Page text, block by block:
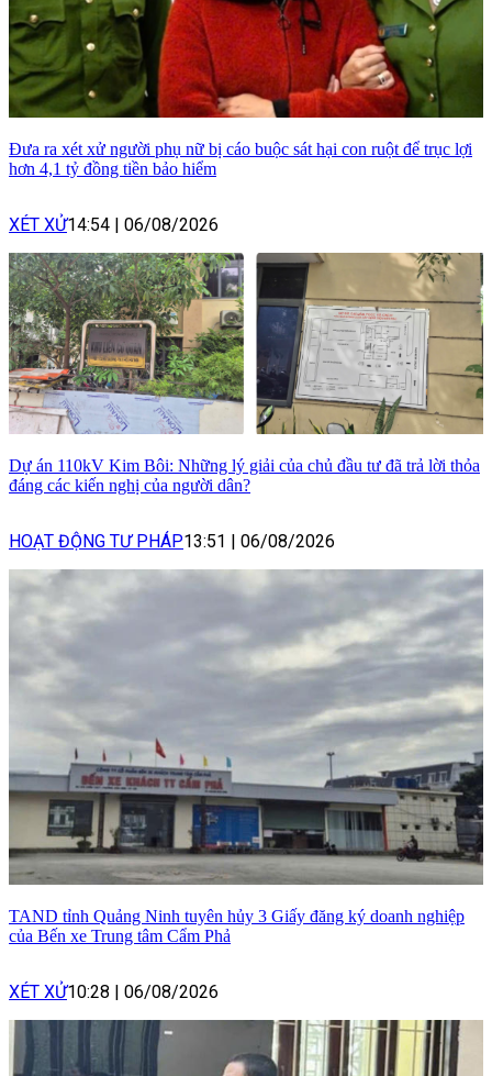
Đưa ra xét xử người phụ nữ bị cáo buộc sát hại con ruột để trục lợi
hơn 4,1 tỷ đồng tiền bảo hiểm
XÉT XỬ14:54 06/08/2026
Dự án 110kV Kim Bôi: Những lý giải của chủ đầu tư đã trả lời thỏa
đáng các kiến nghị của người dân?
HOẠT ĐỘNG TƯ PHÁP13:51 06/08/2026
TAND tỉnh Quảng Ninh tuyên hủy 3 Giấy đăng ký doanh nghiệp
của Bến xe Trung tâm Cẩm Phả
XÉT XỬ10:28 06/08/2026